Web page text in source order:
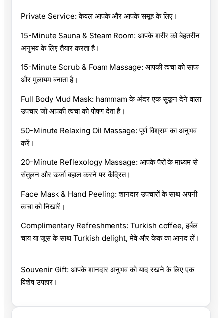
Private Service: केवल आपके और आपके समूह के लिए।
15-Minute Sauna & Steam Room: आपके शरीर को बेहतरीन
अनुभव के लिए तैयार करता है।
15-Minute Scrub & Foam Massage: आपकी त्वचा को साफ
और मुलायम बनाता है।
Full Body Mud Mask: hammam के अंदर एक सुकून देने वाला
उपचार जो आपकी त्वचा को पोषण देता है।
50-Minute Relaxing Oil Massage: पूर्ण विश्राम का अनुभव
करें।
20-Minute Reflexology Massage: आपके पैरों के माध्यम से
संतुलन और ऊर्जा बहाल करने पर केंद्रित।
Face Mask & Hand Peeling: शानदार उपचारों के साथ अपनी
त्वचा को निखारें।
Complimentary Refreshments: Turkish coffee, हर्बल
चाय या जूस के साथ Turkish delight, मेवे और केक का आनंद लें।
Souvenir Gift: आपके शानदार अनुभव को याद रखने के लिए एक
विशेष उपहार।